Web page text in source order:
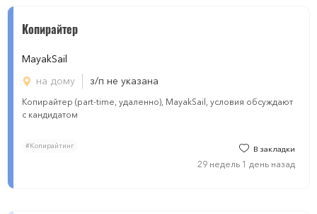
Копирайтер
MayakSail
на дому
з/п не указана
Копирайтер (part-time, удаленно), MayakSail, условия обсуждают
с кандидатом
#Копирайтинг В закладки
29 недель 1 день назад